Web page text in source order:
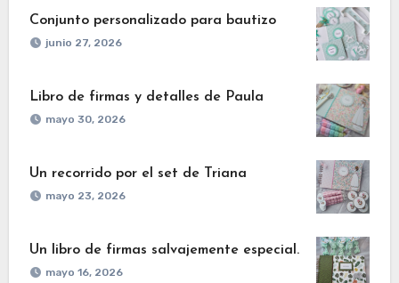
Conjunto personalizado para bautizo
junio 27, 2026
Libro de firmas y detalles de Paula
mayo 30, 2026
Un recorrido por el set de Triana
mayo 23, 2026
Un libro de firmas salvajemente especial.
mayo 16, 2026